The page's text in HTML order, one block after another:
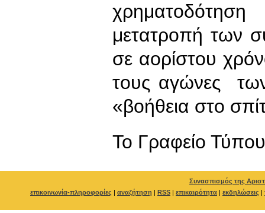
μετατροπή των
σε αορίστου
τους αγώνες
«βοήθεια στο
To Γραφείο Τύπου
Συνασπισμός της
επικοινωνία-πληροφορίες | αναζήτηση | RSS | επικαιρότητα | εκδηλώσεις |